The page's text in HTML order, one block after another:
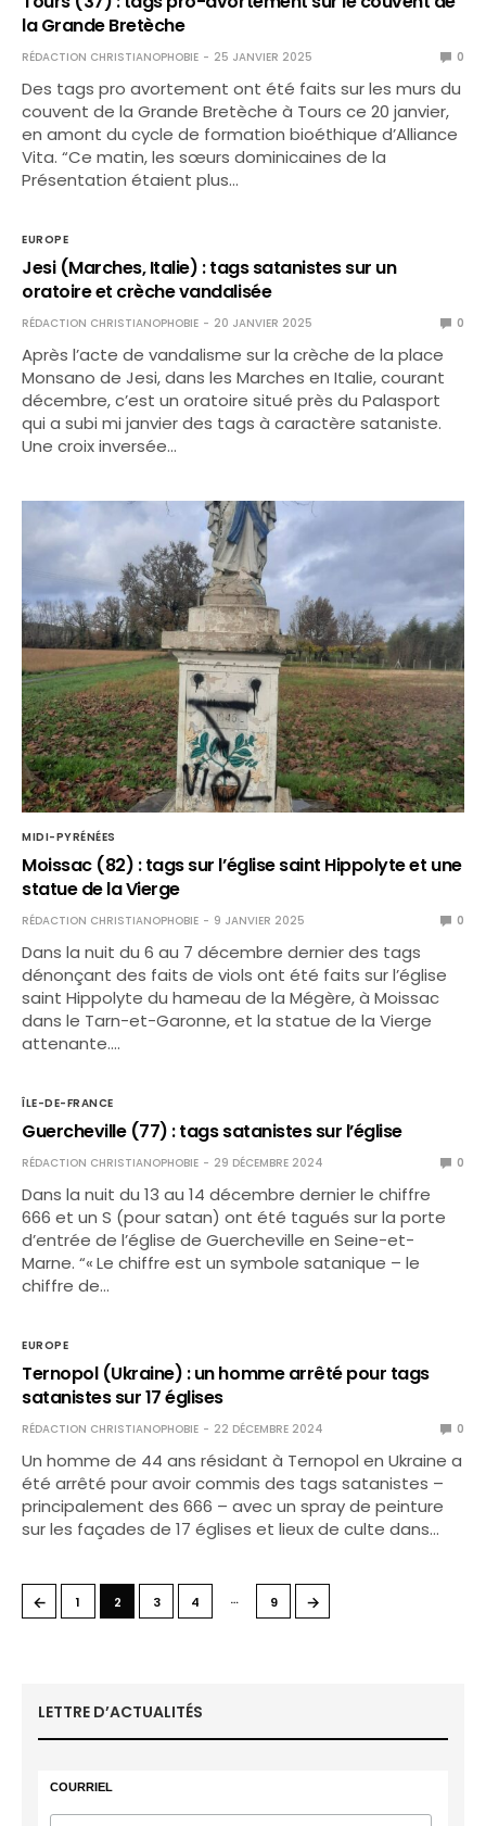
la Grande Bretèche
RÉDACTION CHRISTIANOPHOBIE 25 JANVIER 2025 0
Des tags pro avortement ont été faits sur les murs du
couvent de la Grande Bretèche à Tours ce 20 janvier,
en amont du cycle de formation bioéthique d’Alliance
Vita. “Ce matin, les sœurs dominicaines de la
Présentation étaient plus…
EUROPE
Jesi (Marches, Italie) : tags satanistes sur un
oratoire et crèche vandalisée
RÉDACTION CHRISTIANOPHOBIE 20 JANVIER 2025 0
Après l’acte de vandalisme sur la crèche de la place
Monsano de Jesi, dans les Marches en Italie, courant
décembre, c’est un oratoire situé près du Palasport
qui a subi mi janvier des tags à caractère sataniste.
Une croix inversée…
MIDI-PYRÉNÉES
Moissac (82) : tags sur l’église saint Hippolyte et une
statue de la Vierge
RÉDACTION CHRISTIANOPHOBIE 9 JANVIER 2025 0
Dans la nuit du 6 au 7 décembre dernier des tags
dénonçant des faits de viols ont été faits sur l’église
saint Hippolyte du hameau de la Mégère, à Moissac
dans le Tarn-et-Garonne, et la statue de la Vierge
attenante.…
ÎLE-DE-FRANCE
Guercheville (77) : tags satanistes sur l’église
RÉDACTION CHRISTIANOPHOBIE 29 DÉCEMBRE 2024 0
Dans la nuit du 13 au 14 décembre dernier le chiffre
666 et un S (pour satan) ont été tagués sur la porte
d’entrée de l’église de Guercheville en Seine-et-
Marne. “« Le chiffre est un symbole satanique – le
chiffre de…
EUROPE
Ternopol (Ukraine) : un homme arrêté pour tags
satanistes sur 17 églises
RÉDACTION CHRISTIANOPHOBIE 22 DÉCEMBRE 2024 0
Un homme de 44 ans résidant à Ternopol en Ukraine a
été arrêté pour avoir commis des tags satanistes –
principalement des 666 – avec un spray de peinture
sur les façades de 17 églises et lieux de culte dans…
← 1 2 3 4 … 9 →
LETTRE D’ACTUALITÉS
COURRIEL